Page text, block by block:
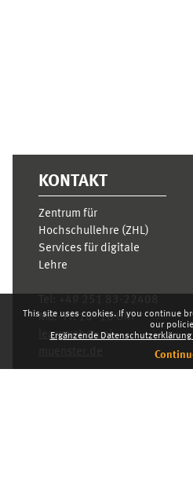
This site uses cookies. If you continue
our
Ergänzende
KONTAKT
Zentrum für
Hochschullehre (ZHL)
Services für digitale
Lehre
Mo.- Fr. 10–16 Uhr
learnweb@uni-